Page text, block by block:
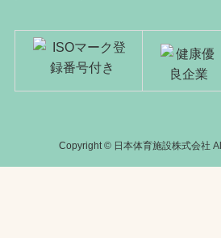
Copyright © 日本体育施設株式会社